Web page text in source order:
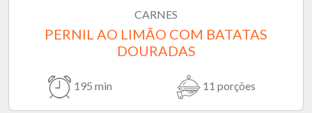
CARNES
PERNIL AO LIMÃO COM BATATAS
DOURADAS
195 min 11 porções